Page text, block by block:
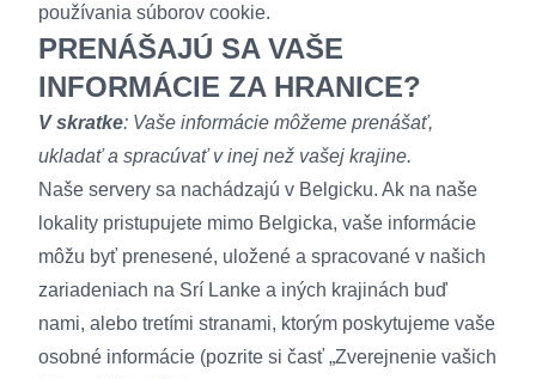
používania súborov cookie.
PRENÁŠAJÚ SA VAŠE
INFORMÁCIE ZA HRANICE?
V skratke: Vaše informácie môžeme prenášať,
ukladať a spracúvať v inej než vašej krajine.
Naše servery sa nachádzajú v Belgicku. Ak na naše
lokality pristupujete mimo Belgicka, vaše informácie
môžu byť prenesené, uložené a spracované v našich
zariadeniach na Srí Lanke a iných krajinách buď
nami, alebo tretími stranami, ktorým poskytujeme vaše
osobné informácie (pozrite si časť „Zverejnenie vašich